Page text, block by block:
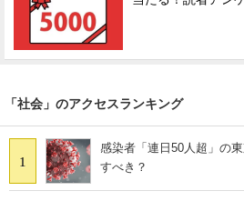
「社会」のアクセスランキング
1
感染者「連日50人超」の
すべき？